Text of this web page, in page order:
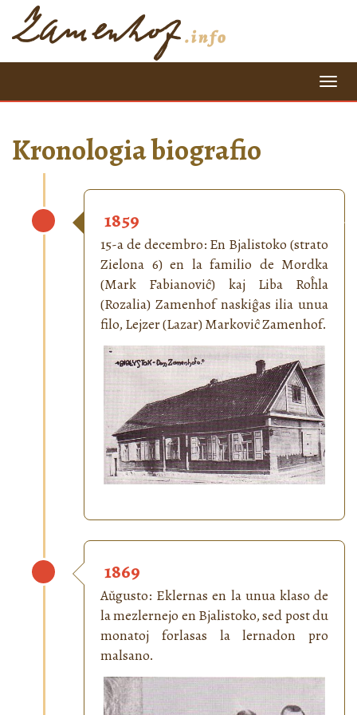
=
Kronologia biografio
1859
15-a de decembro: En Bjalistoko (strato
Zielona 6) en la familio de Mordka
(Mark Fabianoviĉ) kaj Liba Roĥla
(Rozalia) Zamenhof naskiĝas ilia unua
filo, Lejzer (Lazar) Markoviĉ Zamenhof.
1869
Aŭgusto: Eklernas en la unua klaso de
la mezlernejo en Bjalistoko, sed post du
monatoj forlasas la lernadon pro
malsano.